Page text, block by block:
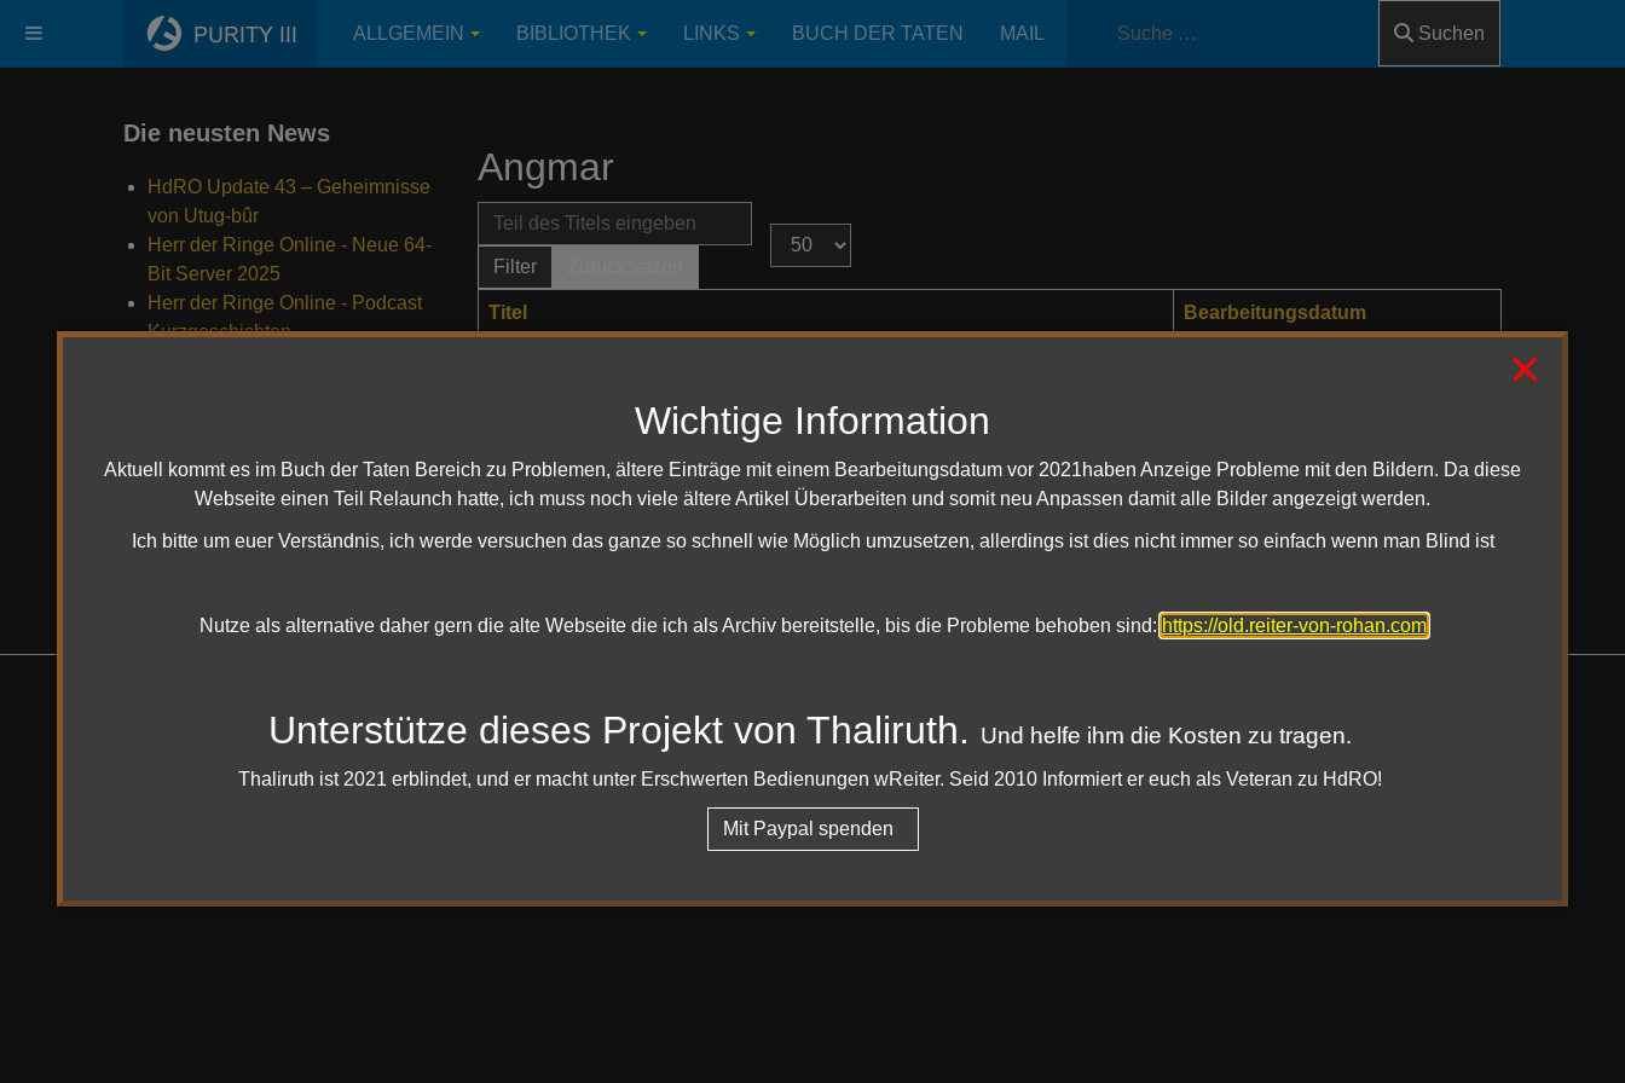
Suchen
ALLGEMEIN BIBLIOTHEK LINKS BUCH DER TATEN MAIL
Angmar
Teil des Titels eingeben
Filter
Anzeige #
Titel Bearbeitungsdatum
In ihrer Abwesenheit - Geheimnisvolle Relikte
Schätze aus Angmar 01. Juni 2021
Das Buch der Taten - Angmar 11. Juni 2020
Die neusten News
HdRO Update 43 – Geheimnisse
von Utug-bûr
Herr der Ringe Online - Neue 64-
Bit Server 2025
Herr der Ringe Online - Podcast
Kurzgeschichten
is a front-end framework of Twitter, Inc. Code licensed under MIT License.
×
Wichtige Information
Aktuell kommt es im Buch der Taten Bereich zu Problemen, ältere Einträge mit einem Bearbeitungsdatum vor 2021haben Anzeige Probleme mit den Bildern. Da diese
Webseite einen Teil Relaunch hatte, ich muss noch viele ältere Artikel Überarbeiten und somit neu Anpassen damit alle Bilder angezeigt werden.
Ich bitte um euer Verständnis, ich werde versuchen das ganze so schnell wie Möglich umzusetzen, allerdings ist dies nicht immer so einfach wenn man Blind ist
Nutze als alternative daher gern die alte Webseite die ich als Archiv bereitstelle, bis die Probleme behoben sind: https://old.reiter-von-rohan.com
Unterstütze dieses Projekt von Thaliruth. Und helfe ihm die Kosten zu tragen.
Thaliruth ist 2021 erblindet, und er macht unter Erschwerten Bedienungen wReiter. Seid 2010 Informiert er euch als Veteran zu HdRO!
Mit Paypal spenden